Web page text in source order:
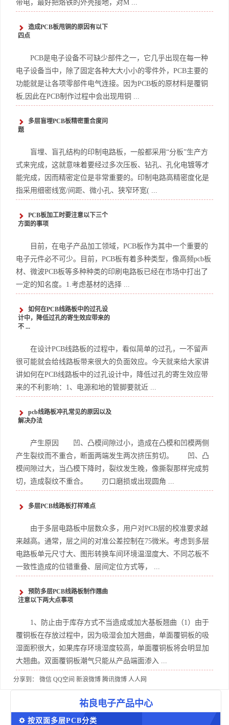
带电，最好把烙铁的外壳接地，对M ...
造成PCB板甩铜的原因有以下
四点
PCB是电子设备不可缺少部件之一，它几乎出现在每一种
电子设备当中，除了固定各种大大小小的零件外，PCB主要的
功能就是让各项零部件电气连接。因为PCB板的原材料是覆铜
板,因此在PCB制作过程中会出现甩铜 ...
多层盲埋PCB板精密重合度问
题
盲埋、盲孔结构的印制电路板，一般都采用“分板”生产方
式来完成，这就意味着要经过多次压板、钻孔、孔化电镀等才
能完成，因而精密定位是非常重要的。印制电路高精密度化是
指采用细密线宽/间距、微小孔、狭窄环宽( ...
PCB板加工时要注意以下三个
方面的事项
目前，在电子产品加工领域，PCB板作为其中一个重要的
电子元件必不可少。目前，PCB板有着多种类型，像高频pcb板
材、微波PCB板等多种种类的印刷电路板已经在市场中打出了
一定的知名度。1.考虑基材的选择 ...
如何在PCB线路板中的过孔设
计中，降低过孔的寄生效应带来的
不 ...
在设计PCB线路板的过程中，看似简单的过孔，一不留声
很可能就会给线路板带来很大的负面效应。今天就来给大家讲
讲如何在PCB线路板中的过孔设计中，降低过孔的寄生效应带
来的不利影响：1、电源和地的管脚要就近 ...
pcb线路板冲孔常见的原因以及
解决办法
产生原因 凹、凸模间隙过小，造成在凸模和凹模两侧
产生裂纹而不重合，断面两端发生两次挤压剪切。 凹、凸
模间隙过大，当凸模下降时，裂纹发生晚，像撕裂那样完成剪
切，造成裂纹不重合。 刃口磨损或出现圆角 ...
多层PCB线路板打样难点
由于多层电路板中层数众多，用户对PCB层的校准要求越
来越高。通常，层之间的对准公差控制在75微米。考虑到多层
电路板单元尺寸大、图形转换车间环境温湿度大、不同芯板不
一致性造成的位错重叠、层间定位方式等， ...
预防多层PCB线路板制作翘曲
注意以下两大点事项
1、防止由于库存方式不当造成或加大基板翘曲（1）由于
覆铜板在存放过程中，因为吸湿会加大翘曲，单面覆铜板的吸
湿面积很大，如果库存环境湿度较高，单面覆铜板将会明显加
大翘曲。双面覆铜板潮气只能从产品端面渗入 ...
分享到： 微信 QQ空间 新浪微博 腾讯微博 人人网
祐良电子产品中心
按双面多层PCB分类